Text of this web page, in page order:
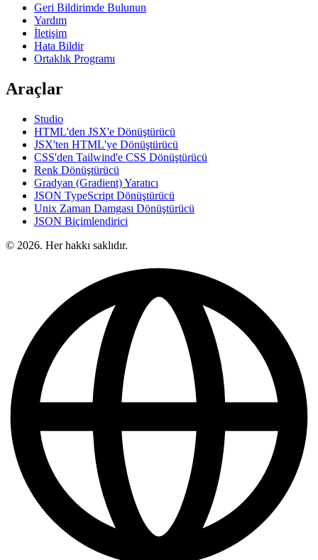
Geri Bildirimde Bulunun
Yardım
İletişim
Hata Bildir
Ortaklık Programı
Araçlar
Studio
HTML'den JSX'e Dönüştürücü
JSX'ten HTML'ye Dönüştürücü
CSS'den Tailwind'e CSS Dönüştürücü
Renk Dönüştürücü
Gradyan (Gradient) Yaratıcı
JSON TypeScript Dönüştürücü
Unix Zaman Damgası Dönüştürücü
JSON Biçimlendirici
© 2026. Her hakkı saklıdır.